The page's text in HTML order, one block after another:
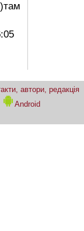
автори, редакція
Android